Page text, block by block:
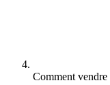
Comment